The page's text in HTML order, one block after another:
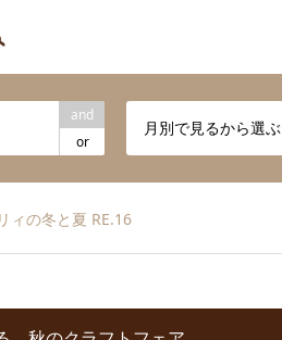
and
or
月別で見るから選ぶ
ィの冬と夏 RE.16